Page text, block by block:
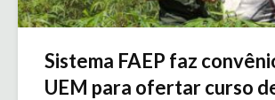
Sistema FAEP faz
UEM para ofertar curso